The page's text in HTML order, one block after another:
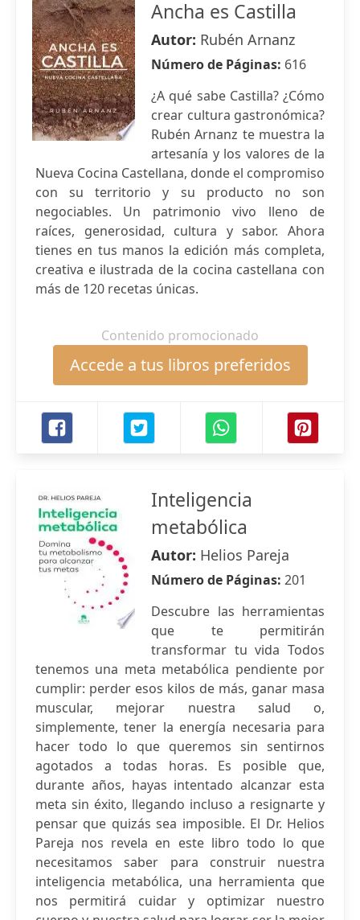
Ancha es Castilla
Autor: Rubén Arnanz
Número de Páginas: 616
¿A qué sabe Castilla? ¿Cómo
crear cultura gastronómica?
Rubén Arnanz te muestra la
artesanía y los valores de la
Nueva Cocina Castellana, donde el compromiso
con su territorio y su producto no son
negociables. Un patrimonio vivo lleno de
raíces, generosidad, cultura y sabor. Ahora
tienes en tus manos la edición más completa,
creativa e ilustrada de la cocina castellana con
más de 120 recetas únicas.
Contenido promocionado
Accede a tus libros preferidos
Inteligencia
metabólica
Autor: Helios Pareja
Número de Páginas: 201
Descubre las herramientas
que te permitirán
transformar tu vida Todos
tenemos una meta metabólica pendiente por
cumplir: perder esos kilos de más, ganar masa
muscular, mejorar nuestra salud o,
simplemente, tener la energía necesaria para
hacer todo lo que queremos sin sentirnos
agotados a todas horas. Es posible que,
durante años, hayas intentado alcanzar esta
meta sin éxito, llegando incluso a resignarte y
pensar que quizás sea imposible. El Dr. Helios
Pareja nos revela en este libro todo lo que
necesitamos saber para construir nuestra
inteligencia metabólica, una herramienta que
nos permitirá cuidar y optimizar nuestro